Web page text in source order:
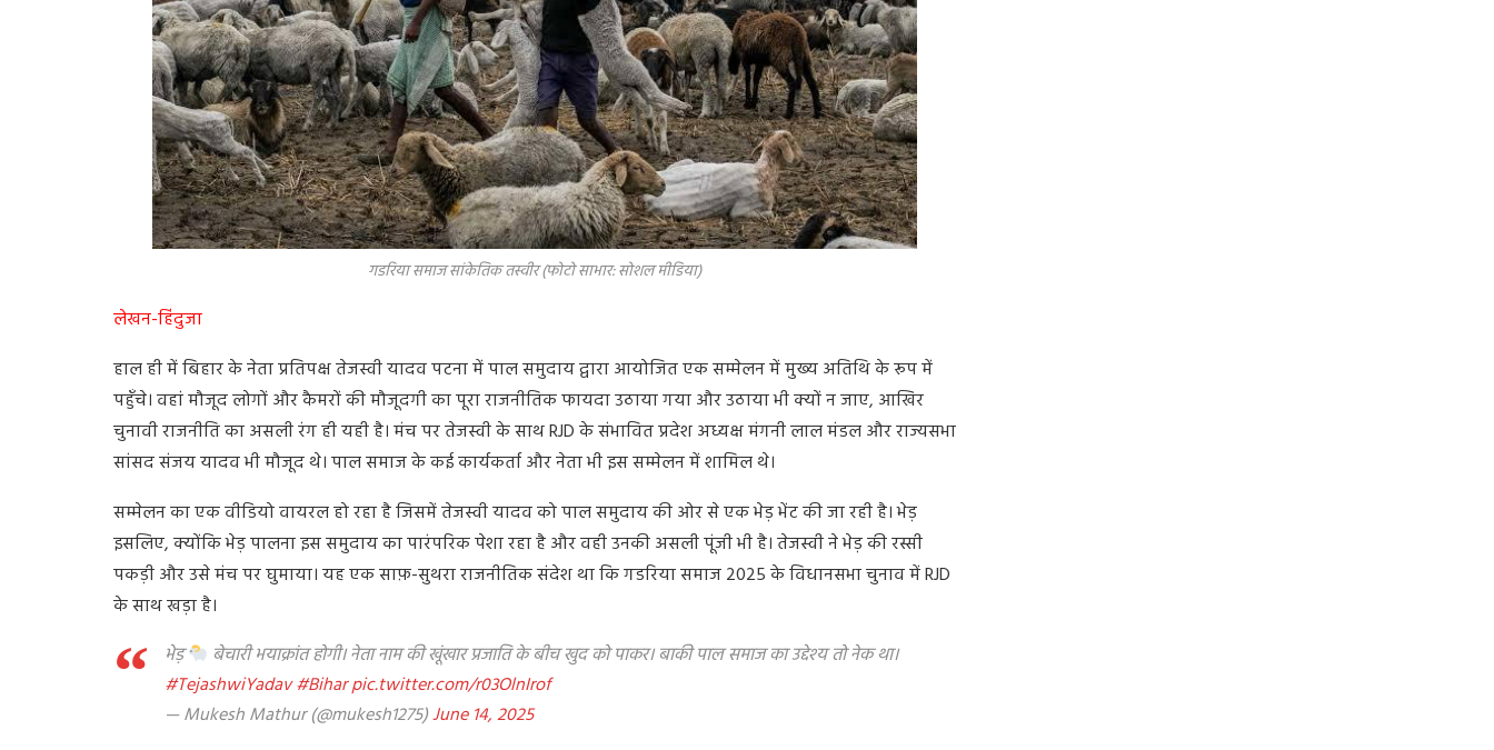
गडरिया समाज सांकेतिक तस्वीर (फोटो साभार: सोशल मीडिया)
लेखन-हिंदुजा
हाल ही में बिहार के नेता प्रतिपक्ष तेजस्वी यादव पटना में पाल समुदाय द्वारा आयोजित एक सम्मेलन में मुख्य अतिथि के रूप में
पहुँचे। वहां मौजूद लोगों और कैमरों की मौजूदगी का पूरा राजनीतिक फायदा उठाया गया और उठाया भी क्यों न जाए, आखिर
चुनावी राजनीति का असली रंग ही यही है। मंच पर तेजस्वी के साथ RJD के संभावित प्रदेश अध्यक्ष मंगनी लाल मंडल और राज्यसभा
सांसद संजय यादव भी मौजूद थे। पाल समाज के कई कार्यकर्ता और नेता भी इस सम्मेलन में शामिल थे।
सम्मेलन का एक वीडियो वायरल हो रहा है जिसमें तेजस्वी यादव को पाल समुदाय की ओर से एक भेड़ भेंट की जा रही है। भेड़
इसलिए, क्योंकि भेड़ पालना इस समुदाय का पारंपरिक पेशा रहा है और वही उनकी असली पूंजी भी है। तेजस्वी ने भेड़ की रस्सी
पकड़ी और उसे मंच पर घुमाया। यह एक साफ़-सुथरा राजनीतिक संदेश था कि गडरिया समाज 2025 के विधानसभा चुनाव में RJD
के साथ खड़ा है।
भेड़
बेचारी भयाक्रांत होगी। नेता नाम की खूंखार प्रजाति के बीच खुद को पाकर। बाकी पाल समाज का उद्देश्य तो नेक था।
#TejashwiYadav#Biharpic.twitter.com/r03OlnIrof
— Mukesh Mathur (@mukesh1275)June 14, 2025